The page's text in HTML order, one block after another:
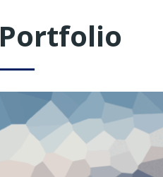
Portfolio